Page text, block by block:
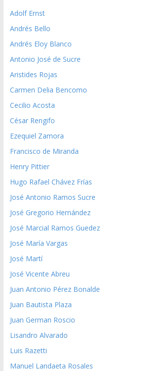
Adolf Ernst
Andrés Bello
Andrés Eloy Blanco
Antonio José de Sucre
Aristides Rojas
Carmen Delia Bencomo
Cecilio Acosta
César Rengifo
Ezequiel Zamora
Francisco de Miranda
Henry Pittier
Hugo Rafael Chávez Frías
José Antonio Ramos Sucre
José Gregorio Hernández
José Marcial Ramos Guedez
José María Vargas
José Martí
José Vicente Abreu
Juan Antonio Pérez Bonalde
Juan Bautista Plaza
Juan German Roscio
Lisandro Alvarado
Luis Razetti
Manuel Landaeta Rosales